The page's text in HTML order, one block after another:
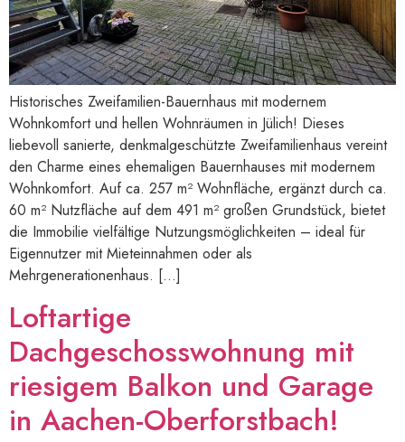
Historisches Zweifamilien-Bauernhaus mit modernem
Wohnkomfort und hellen Wohnräumen in Jülich! Dieses
liebevoll sanierte, denkmalgeschützte Zweifamilienhaus vereint
den Charme eines ehemaligen Bauernhauses mit modernem
Wohnkomfort. Auf ca. 257 m² Wohnfläche, ergänzt durch ca.
60 m² Nutzfläche auf dem 491 m² großen Grundstück, bietet
die Immobilie vielfältige Nutzungsmöglichkeiten – ideal für
Eigennutzer mit Mieteinnahmen oder als
Mehrgenerationenhaus. […]
Loftartige
Dachgeschosswohnung mit
riesigem Balkon und Garage
in Aachen-Oberforstbach!